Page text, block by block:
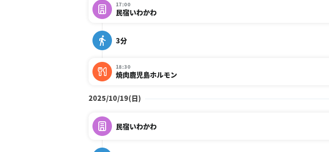
17:00
民宿いわかわ
3分
18:30
焼肉鹿児島ホルモン
2025/10/19(日)
民宿いわかわ